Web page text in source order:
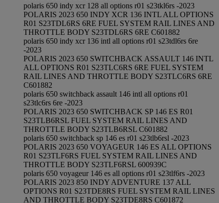
polaris 650 indy xcr 128 all options r01 s23tkl6rs -2023
POLARIS 2023 650 INDY XCR 136 INTL ALL OPTIONS
R01 S23TDL6RS 6RE FUEL SYSTEM RAIL LINES AND
THROTTLE BODY S23TDL6RS 6RE C601882
polaris 650 indy xcr 136 intl all options r01 s23tdl6rs 6re
-2023
POLARIS 2023 650 SWITCHBACK ASSAULT 146 INTL
ALL OPTIONS R01 S23TLC6RS 6RE FUEL SYSTEM
RAIL LINES AND THROTTLE BODY S23TLC6RS 6RE
C601882
polaris 650 switchback assault 146 intl all options r01
s23tlc6rs 6re -2023
POLARIS 2023 650 SWITCHBACK SP 146 ES R01
S23TLB6RSL FUEL SYSTEM RAIL LINES AND
THROTTLE BODY S23TLB6RSL C601882
polaris 650 switchback sp 146 es r01 s23tlb6rsl -2023
POLARIS 2023 650 VOYAGEUR 146 ES ALL OPTIONS
R01 S23TLF6RS FUEL SYSTEM RAIL LINES AND
THROTTLE BODY S23TLF6RSL 600939C
polaris 650 voyageur 146 es all options r01 s23tlf6rs -2023
POLARIS 2023 850 INDY ADVENTURE 137 ALL
OPTIONS R01 S23TDE8RS FUEL SYSTEM RAIL LINES
AND THROTTLE BODY S23TDE8RS C601872